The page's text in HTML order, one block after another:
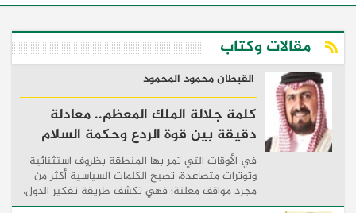
مقالات وكتاب
القبطان محمود المحمود
كلمة جلالة الملك المعظم.. معادلة
دقيقة بين قوة الردع وحكمة السلام
في الأوقات التي تمر بها المنطقة بظروف استثنائية
وتوترات متصاعدة، تصبح الكلمات السياسية أكثر من
مجرد مواقف معلنة؛ فهي تكشف طريقة تفكير الدول،
وكيفية إدارتها للأزمات، والحدود التي تفصل بين القوة